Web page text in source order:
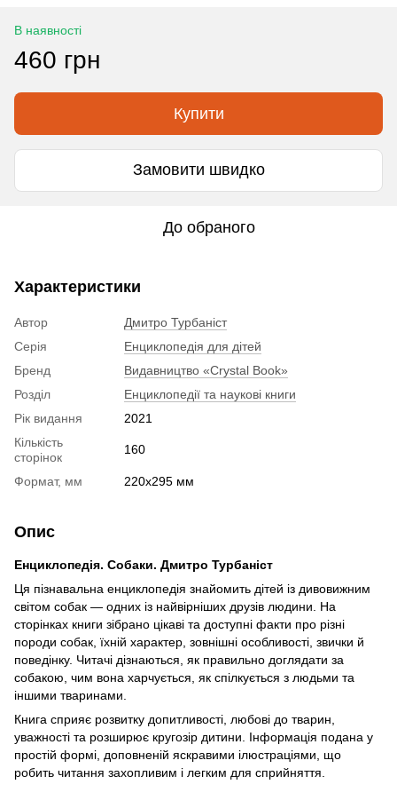
В наявності
460 грн
Купити
Замовити швидко
До обраного
Характеристики
Автор
Дмитро Турбаніст
Серія
Енциклопедія для дітей
Бренд
Видавництво «Crystal Book»
Розділ
Енциклопедії та наукові книги
Рік видання
2021
Кількість
сторінок
160
Формат, мм 220х295 мм
Опис
Енциклопедія. Собаки. Дмитро Турбаніст
Ця пізнавальна енциклопедія знайомить дітей із дивовижним
світом собак — одних із найвірніших друзів людини. На
сторінках книги зібрано цікаві та доступні факти про різні
породи собак, їхній характер, зовнішні особливості, звички й
поведінку. Читачі дізнаються, як правильно доглядати за
собакою, чим вона харчується, як спілкується з людьми та
іншими тваринами.
Книга сприяє розвитку допитливості, любові до тварин,
уважності та розширює кругозір дитини. Інформація подана у
простій формі, доповненій яскравими ілюстраціями, що
робить читання захопливим і легким для сприйняття.